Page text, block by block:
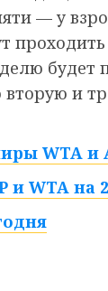
— у
будет
вторую и
WTA и
WTA на